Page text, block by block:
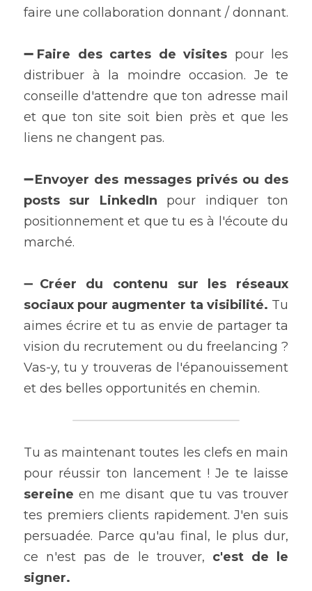
faire une collaboration donnant / donnant.
➖Faire des cartes de visites pour les
distribuer à la moindre occasion. Je te
conseille d'attendre que ton adresse mail
et que ton site soit bien près et que les
liens ne changent pas.
➖Envoyer des messages privés ou des
posts sur LinkedIn pour indiquer ton
positionnement et que tu es à l'écoute du
marché.
➖ Créer du contenu sur les réseaux
sociaux pour augmenter ta visibilité. Tu
aimes écrire et tu as envie de partager ta
vision du recrutement ou du freelancing ?
Vas-y, tu y trouveras de l'épanouissement
et des belles opportunités en chemin.
Tu as maintenant toutes les clefs en main
sereine en me disant que tu vas trouver
tes premiers clients rapidement. J'en suis
persuadée. Parce qu'au final, le plus dur,
ce n'est pas de le trouver, c'est de le
signer.